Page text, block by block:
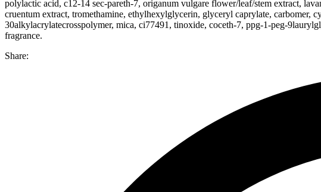
polylactic acid, c12-14 sec-pareth-7, origanum vulgare flower/leaf/stem extract,
cruentum extract, tromethamine, ethylhexylglycerin, glyceryl caprylate, carbomer,
30alkylacrylatecrosspolymer, mica, ci77491, tinoxide, coceth-7, ppg-1-peg-
fragrance.
Share: